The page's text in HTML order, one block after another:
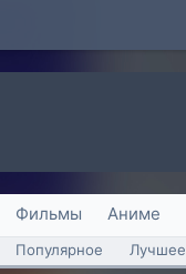
Фильмы Аниме
Популярное Лучшее